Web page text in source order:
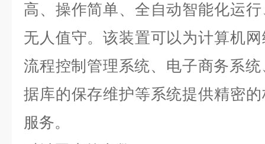
高、操作简单、全自动智能化运
无人值守。该装置可以为计算机
流程控制管理系统、电子商务系
据库的保存维护等系统提供精密
服务。